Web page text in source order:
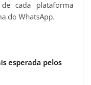
cada plataforma
do WhatsApp.
esperada pelos